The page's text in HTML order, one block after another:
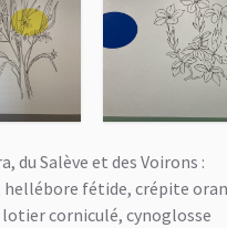
du Salève et des Voirons :
hellébore fétide, crépite
corniculé, cynoglosse